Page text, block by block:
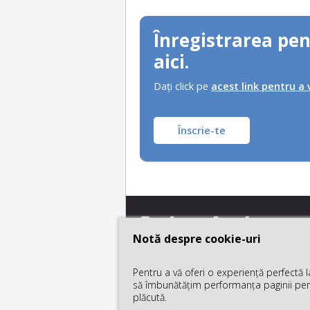
Notă despre cookie-uri
Pentru a vă oferi o experiență
să îmbunătățim performanța paginii
plăcută.
Înregistrarea
aici.
Daţi click pe acest link pentru a
Înscrie-te
Notă despre cookie-uri
Pentru a vă oferi o experiență
să îmbunătățim performanța paginii
plăcută.